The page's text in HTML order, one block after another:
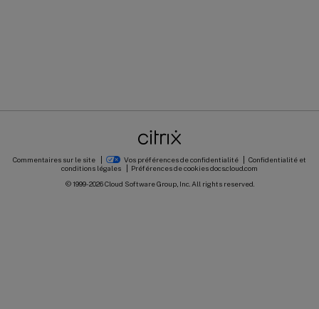
Commentaires sur le site Vos préférences de confidentialité
Confidentialité et
conditions légales
Préférences de cookiesdocs.cloud.com
© 1999-2026Cloud Software Group, Inc. All rights reserved.